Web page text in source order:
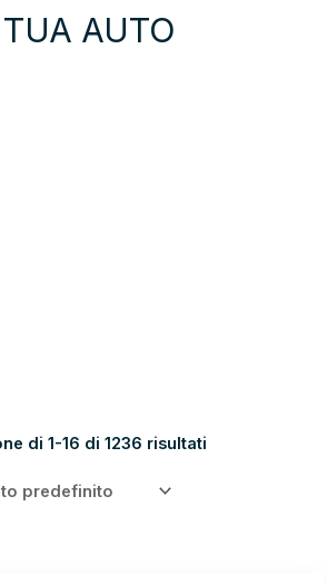
AUTO
di 1-16 di 1236 risultati